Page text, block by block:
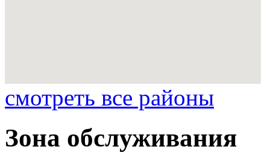
смотреть все районы
Зона обслуживания